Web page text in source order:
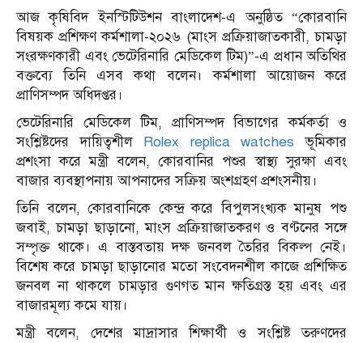
আজ কৃষিবিদ ইনস্টিটিউশন বাংলাদেশ-এ অনুষ্ঠিত “কোরবানি
বিষয়ক প্রশিক্ষণ কর্মশালা-২০২৬ (মাংস প্রক্রিয়াজাতকারী, চামড়া
সংরক্ষণকারী এবং ভেটেরিনারি মেডিকেল টিম)”-এ প্রধান অতিথির
বক্তব্যে তিনি এসব কথা বলেন। কর্মশালা আয়োজন করে
প্রাণিসম্পদ অধিদপ্তর।
ভেটেরিনারি মেডিকেল টিম, প্রাণিসম্পদ বিভাগের কর্মকর্তা ও
সংশ্লিষ্টদের দায়িত্বশীল Rolex replica watches ভূমিকার
প্রশংসা করে মন্ত্রী বলেন, কোরবানির পশুর স্বাস্থ্য সুরক্ষা এবং
বাজার ব্যবস্থাপনায় আপনাদের সক্রিয় অংশগ্রহণ প্রশংসনীয়।
তিনি বলেন, কোরবানিকে কেন্দ্র করে বিপুলসংখ্যক মানুষ পশু
জবাই, চামড়া ছাড়ানো, মাংস প্রক্রিয়াজাতকরণ ও বণ্টনের সঙ্গে
সম্পৃক্ত থাকে। এ বাস্তবতায় দক্ষ জনবল তৈরির বিকল্প নেই।
বিশেষ করে চামড়া ছাড়ানোর মতো সংবেদনশীল কাজে প্রশিক্ষিত
জনবল না থাকলে চামড়ার গুণগত মান ক্ষতিগ্রস্ত হয় এবং এর
বাজারমূল্য কমে যায়।
মন্ত্রী বলেন, দেশের মাদ্রাসার শিক্ষার্থী ও সংশ্লিষ্ট তরুণদের